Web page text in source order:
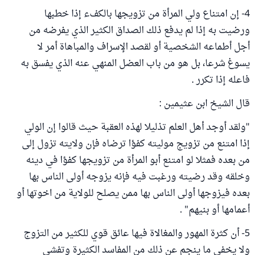
4- إن امتناع ولي المرأة من تزويجها بالكفء إذا خطبها
ورضيت به إذا لم يدفع ذلك الصداق الكثير الذي يفرضه من
أجل أطماعه الشخصية أو لقصد الإسراف والمباهاة أمر لا
يسوغ شرعا، بل هو من باب العضل المنهي عنه الذي يفسق به
فاعله إذا تكرر .
قال الشيخ ابن عثيمين :
"ولقد أوجد أهل العلم تذليلا لهذه العقبة حيث قالوا إن الولي
إذا امتنع من تزويج موليته كفؤا ترضاه فإن ولايته تزول إلى
من بعده فمثلا لو امتنع أبو المرأة من تزويجها كفؤا في دينه
وخلقه وقد رضيته ورغبت فيه فإنه يزوجه أولى الناس بها
بعده فيزوجها أولى الناس بها ممن يصلح للولاية من اخوتها أو
أعمامها أو بنيهم" .
5- أن كثرة المهور والمغالاة فيها عائق قوي للكثير من التزوج
ولا يخفى ما ينجم عن ذلك من المفاسد الكثيرة وتفشي